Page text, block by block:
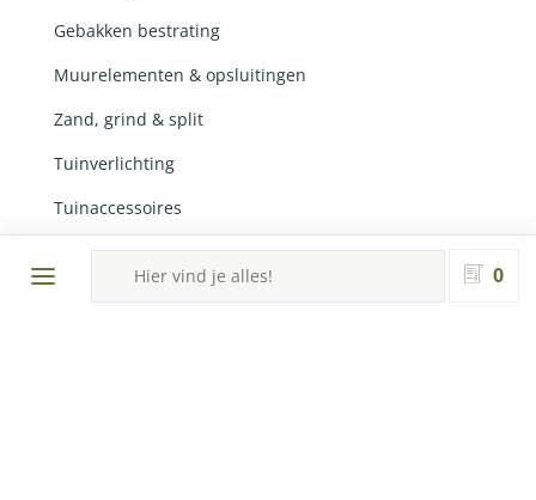
Producten
zoeken
0
Gebakken bestrating
Muurelementen & opsluitingen
Zand, grind & split
Tuinverlichting
Tuinaccessoires
Aanbiedingen